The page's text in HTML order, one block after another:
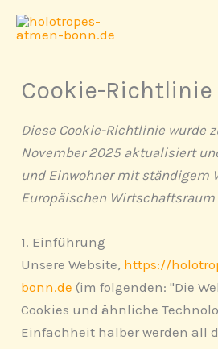
Zum
Inhalt
Cookie-Richtlinie
Diese Cookie-Richtlinie wurde
November 2025 aktualisiert
und Einwohner mit ständigem
Europäischen Wirtschaftsraum
1. Einführung
Unsere Website, https://
bonn.de (im folgenden: "Die
Cookies und ähnliche
Einfachheit halber werden all
Consent
to
google-
fonts
Consent
to
sonstiges